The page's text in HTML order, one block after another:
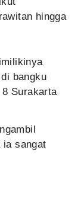
hingga
bangku
Surakarta
ia sangat